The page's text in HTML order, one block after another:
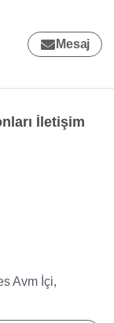
Mesaj
İletişim
Avm İçi,